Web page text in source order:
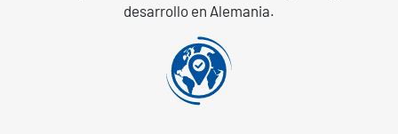
desarrollo en Alemania.